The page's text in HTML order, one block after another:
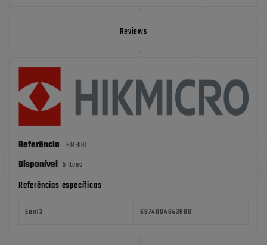
Reviews
Referência HM-091
Disponível 5 Itens
Referências específicas
Ean13 6974004643980